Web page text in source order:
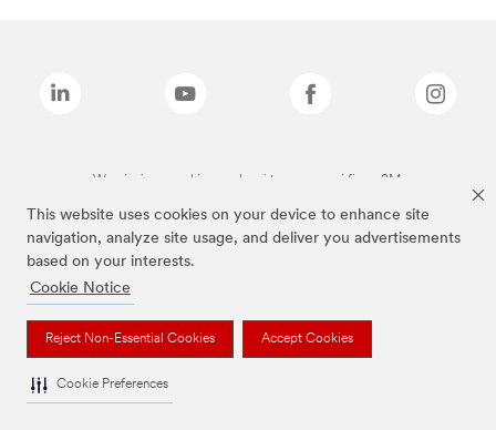
This website uses cookies on your device to enhance site
navigation, analyze site usage, and deliver you advertisements
based on your interests.
Cookie Notice
Reject Non-Essential Cookies Accept Cookies
Cookie Preferences
Wymienione marki są znakami towarowymi firmy 3M.